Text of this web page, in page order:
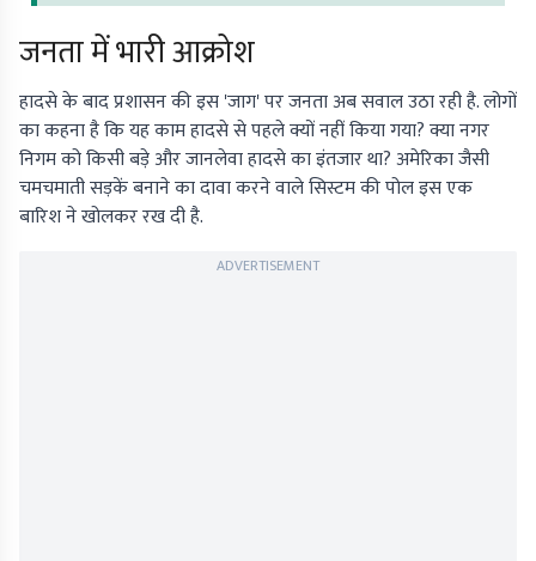
जनता में भारी आक्रोश
हादसे के बाद प्रशासन की इस 'जाग' पर जनता अब सवाल उठा रही है. लोगों
का कहना है कि यह काम हादसे से पहले क्यों नहीं किया गया? क्या नगर
निगम को किसी बड़े और जानलेवा हादसे का इंतजार था? अमेरिका जैसी
चमचमाती सड़कें बनाने का दावा करने वाले सिस्टम की पोल इस एक
बारिश ने खोलकर रख दी है.
ADVERTISEMENT